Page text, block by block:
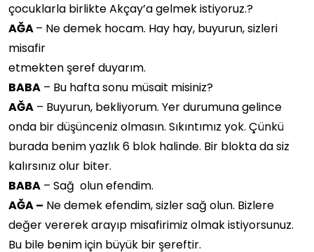
çocuklarla birlikte Akçay’a gelmek istiyoruz.?
AĞA– Ne demek hocam. Hay hay, buyurun, sizleri
misafir
etmekten şeref duyarım.
BABA – Bu hafta sonu müsait misiniz?
AĞA – Buyurun, bekliyorum. Yer durumuna gelince
onda bir düşünceniz olmasın. Sıkıntımız yok. Çünkü
burada benim yazlık 6 blok halinde. Bir blokta da siz
kalırsınız olur biter.
BABA – Sağ olun efendim.
AĞA – Ne demek efendim, sizler sağ olun. Bizlere
değer vererek arayıp misafirimiz olmak istiyorsunuz.
Bu bile benim için büyük bir şereftir.